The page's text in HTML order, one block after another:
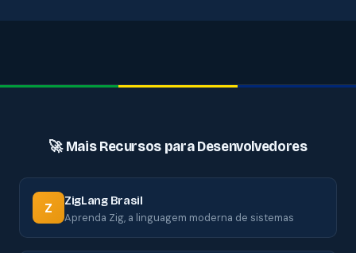
🚀 Mais Recursos para Desenvolvedores
Z ZigLang Brasil
Aprenda Zig, a linguagem moderna de sistemas